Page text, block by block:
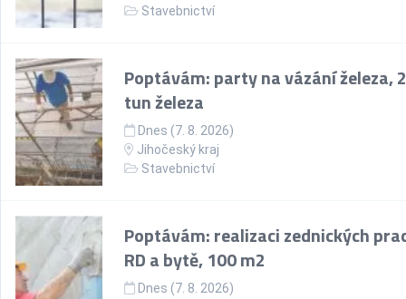
Stavebnictví
Poptávám: party na vázání železa,
tun železa
Dnes (7. 8. 2026)
Jihočeský kraj
Stavebnictví
Poptávám: realizaci zednických
RD a bytě, 100 m2
Dnes (7. 8. 2026)